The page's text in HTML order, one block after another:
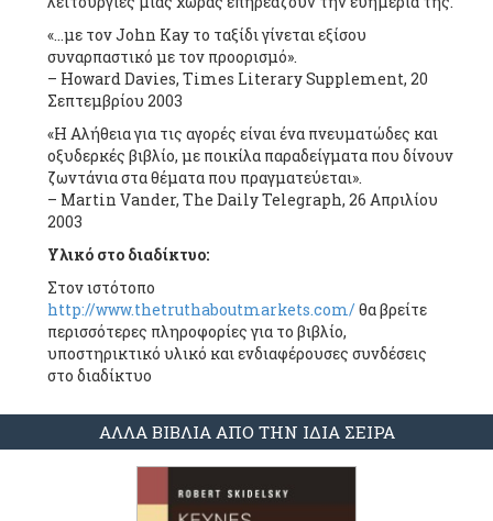
«…με τον John Kay το ταξίδι γίνεται εξίσου
συναρπαστικό με τον προορισμό».
– Howard Davies, Times Literary Supplement, 20
Σεπτεμβρίου 2003
«Η Αλήθεια για τις αγορές είναι ένα πνευματώδες και
οξυδερκές βιβλίο, με ποικίλα παραδείγματα που δίνουν
ζωντάνια στα θέματα που πραγματεύεται».
– Martin Vander, The Daily Telegraph, 26 Απριλίου
2003
Υλικό στο διαδίκτυο:
Στον ιστότοπο
http://www.thetruthaboutmarkets.com/ θα βρείτε
περισσότερες πληροφορίες για το βιβλίο,
υποστηρικτικό υλικό και ενδιαφέρουσες συνδέσεις
στο διαδίκτυο
ΑΛΛΑ ΒΙΒΛΙΑ ΑΠΟ ΤΗΝ ΙΔΙΑ ΣΕΙΡΑ